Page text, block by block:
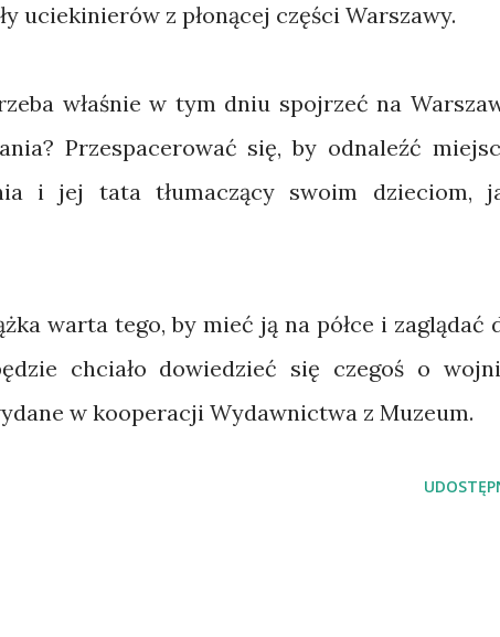
uciekinierów z płonącej części Warszawy.
właśnie w tym dniu spojrzeć na
Przespacerować się, by odnaleźć
i jej tata tłumaczący swoim dzieciom,
warta tego, by mieć ją na półce i zaglądać
chciało dowiedzieć się czegoś o
w kooperacji Wydawnictwa z Muzeum.